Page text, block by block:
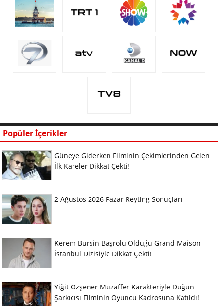
Popüler İçerikler
Güneye Giderken Filminin Çekimlerinden Gelen
İlk Kareler Dikkat Çekti!
2 Ağustos 2026 Pazar Reyting Sonuçları
Kerem Bürsin Başrolü Olduğu Grand Maison
İstanbul Dizisiyle Dikkat Çekti!
Yiğit Özşener Muzaffer Karakteriyle Düğün
Şarkıcısı Filminin Oyuncu Kadrosuna Katıldı!